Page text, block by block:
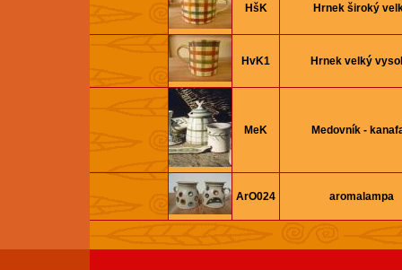
HšK Hrnek široký
HvK1 Hrnek velký
MeK Medovník -
ArO024 aromalampa